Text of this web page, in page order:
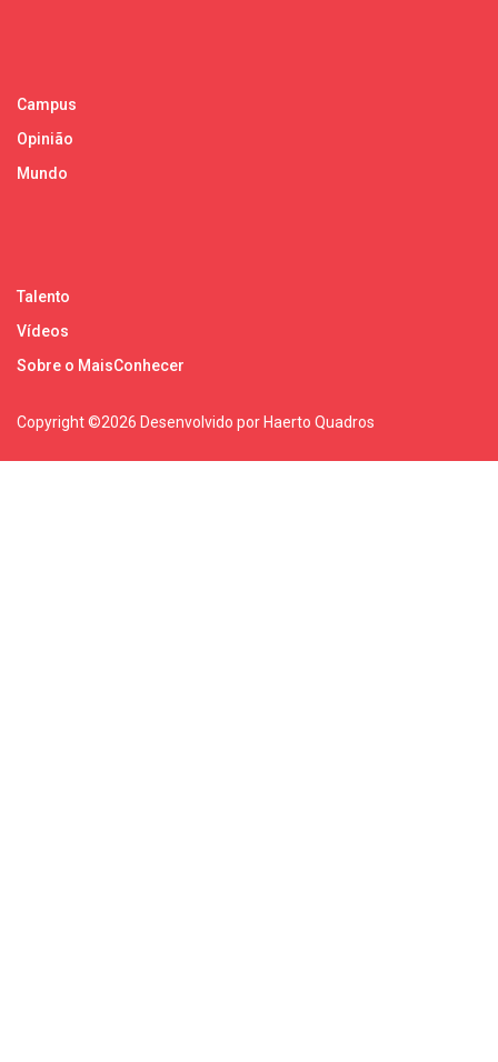
Campus
Opinião
Mundo
Talento
Vídeos
Sobre o MaisConhecer
Copyright ©2026 Desenvolvido por Haerto Quadros